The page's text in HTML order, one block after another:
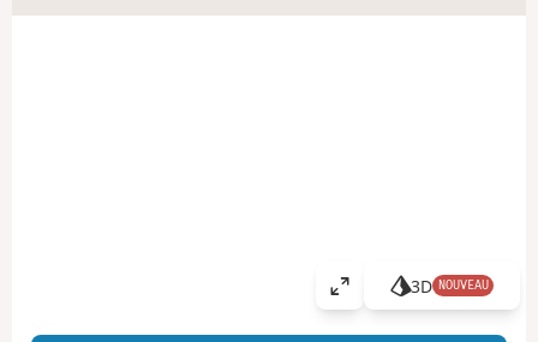
A
3D NOUVEAU